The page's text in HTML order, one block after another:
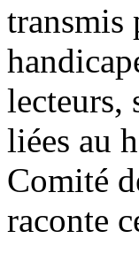
transmis
lecteurs,
liées au
Comité
raconte